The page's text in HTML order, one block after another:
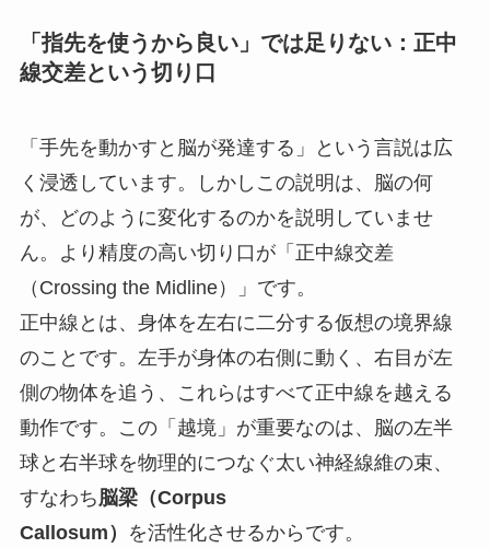
「指先を使うから良い」では足りない：正中
線交差という切り口
「手先を動かすと脳が発達する」という言説は広
く浸透しています。しかしこの説明は、脳の何
が、どのように変化するのかを説明していませ
ん。より精度の高い切り口が「正中線交差
（Crossing the Midline）」です。
正中線とは、身体を左右に二分する仮想の境界線
のことです。左手が身体の右側に動く、右目が左
側の物体を追う、これらはすべて正中線を越える
動作です。この「越境」が重要なのは、脳の左半
球と右半球を物理的につなぐ太い神経線維の束、
すなわち脳梁（Corpus
Callosum）
を活性化させるからです。